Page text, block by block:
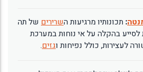
: תכונותיו מרגיעות השרירים של תה
לסייע בהקלה על אי נוחות במערכת
לעצירות, כולל נפיחות וגזים.